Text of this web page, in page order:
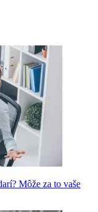
Môže za to vaše